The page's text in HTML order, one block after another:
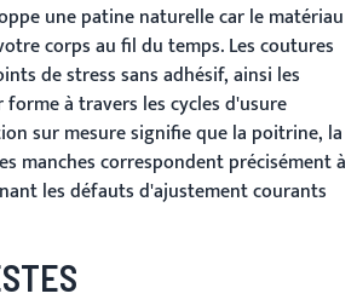
une patine naturelle car le matériau
corps au fil du temps. Les coutures
de stress sans adhésif, ainsi les
à travers les cycles d'usure
sur mesure signifie que la poitrine, la
manches correspondent précisément à
les défauts d'ajustement courants